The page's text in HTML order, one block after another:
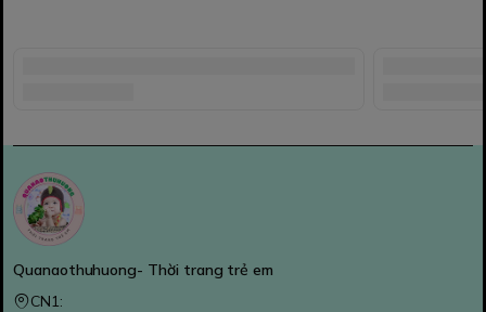
Quanaothuhuong- Thời trang trẻ em
CN1: